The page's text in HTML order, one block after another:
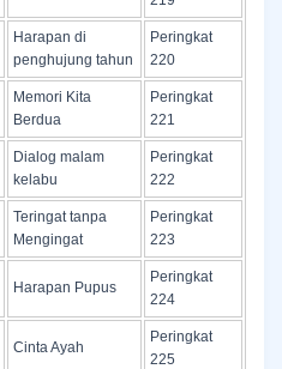
Harapan di
penghujung tahun
Peringkat
220
Memori Kita
Berdua
Peringkat
221
Dialog malam
kelabu
Peringkat
222
Teringat tanpa
Mengingat
Peringkat
223
Harapan Pupus
Peringkat
224
Cinta Ayah
Peringkat
225